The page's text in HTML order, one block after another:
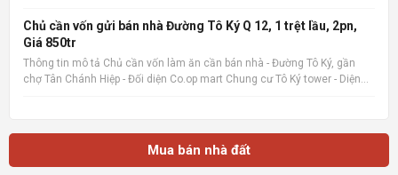
&mdash; Sàn rao vặt nhà đất uy tín 🔗 Tin gốc + ảnh chi
Chủ cần vốn gửi bán nhà Đường Tô Ký Q 12, 1 trệt lầu, 2pn,
Giá 850tr
Thông tin mô tả Chủ cần vốn làm ăn cần bán nhà - Đường Tô Ký, gần
chợ Tân Chánh Hiệp - Đối diện Co.op mart Chung cư Tô Ký tower - Diện
Mua bán nhà đất